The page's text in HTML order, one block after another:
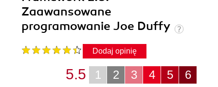
Zaawansowane
programowanie Joe Duffy
Dodaj opinię
6
5
4
3
2
1
5.5